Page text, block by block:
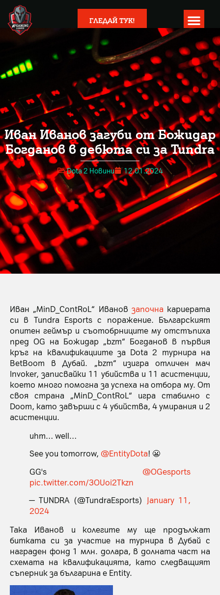
ГЛЕДАЙ ТУК!
Иван Иванов загуби от Божидар
Богданов в дебюта си за Tundra
Dota 2 Новини 12.01.2024
Иван „MinD_ContRoL“ Иванов започна кариерата
си в Tundra Esports с поражение. Българският
опитен геймър и съотобрниците му отстъпиха
пред OG на Божидар „bzm“ Богданов в първия
кръг на квалификациите за Dota 2 турнира на
BetBoom в Дубай. „bzm“ изигра отличен мач
Invoker, записвайки 11 убийства и 11 асистенции,
което много помогна за успеха на отбора му. От
своя страна „MinD_ContRoL“ игра стабилно с
Doom, като завърши с 4 убийства, 4 умирания и 2
асистенции.
uhm… well…
See you tomorrow, @EntityDota! 😬
GG's @OGesports
pic.twitter.com/3OUoi2Tkzn
— TUNDRA (@TundraEsports) January 11,
2024
Така Иванов и колегите му ще продължат
битката си за участие на турнира в Дубай с
награден фонд 1 млн. долара, в долната част на
схемата на квалификацията, като следващият
съперник за българина е Entity.